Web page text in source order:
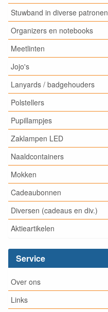
Stuwband in diverse patronen
Organizers en notebooks
Meetlinten
Jojo's
Lanyards / badgehouders
Polstellers
Pupillampjes
Zaklampen LED
Naaldcontainers
Mokken
Cadeaubonnen
Diversen (cadeaus en div.)
Aktieartikelen
Service
Over ons
Links